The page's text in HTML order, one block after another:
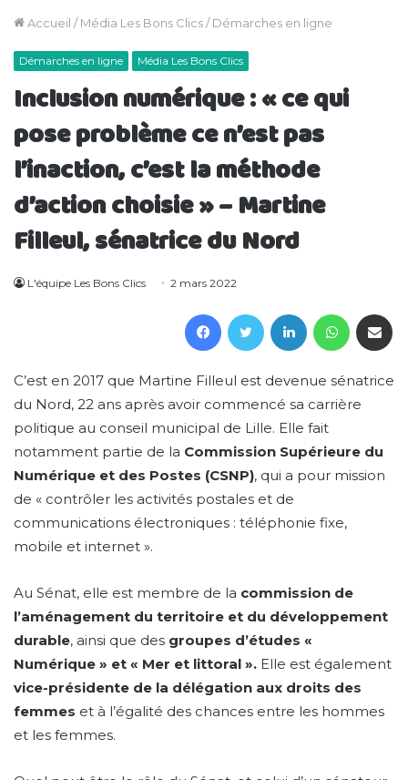
Accueil / Média Les Bons Clics/ Démarches en ligne
Démarches en ligne Média Les Bons Clics
Inclusion numérique : « ce qui
pose problème ce n’est pas
l’inaction, c’est la méthode
d’action choisie » – Martine
Filleul, sénatrice du Nord
L'équipe Les Bons Clics 2 mars 2022
FacebookTwitter Linkedin
C’est en 2017 que Martine Filleul est devenue sénatrice
du Nord, 22 ans après avoir commencé sa carrière
politique au conseil municipal de Lille. Elle fait
notamment partie de la Commission Supérieure du
Numérique et des Postes (CSNP), qui a pour mission
de « contrôler les activités postales et de
communications électroniques : téléphonie fixe,
mobile et internet ».
Au Sénat, elle est membre de la commission de
l’aménagement du territoire et du développement
durable, ainsi que des groupes d’études «
Numérique » et « Mer et littoral ». Elle est également
vice-présidente de la délégation aux droits des
femmes et à l’égalité des chances entre les hommes
et les femmes.